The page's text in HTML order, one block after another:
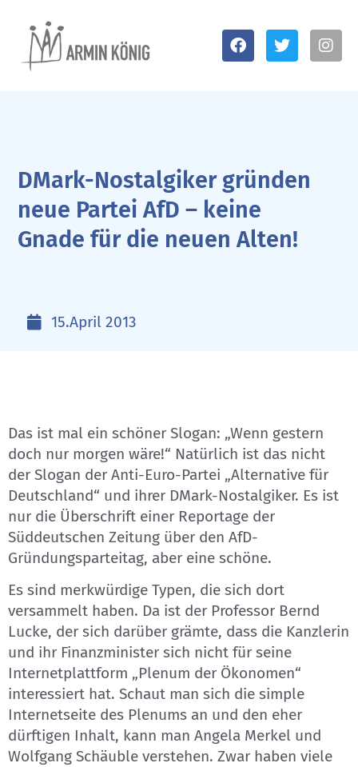
DMark-Nostalgiker gründen
neue Partei AfD – keine
Gnade für die neuen Alten!
15.April 2013
Das ist mal ein schöner Slogan: „Wenn gestern
doch nur morgen wäre!“ Natürlich ist das nicht
der Slogan der Anti-Euro-Partei „Alternative für
Deutschland“ und ihrer DMark-Nostalgiker. Es ist
nur die Überschrift einer Reportage der
Süddeutschen Zeitung über den AfD-
Gründungsparteitag, aber eine schöne.
Es sind merkwürdige Typen, die sich dort
versammelt haben. Da ist der Professor Bernd
Lucke, der sich darüber grämte, dass die Kanzlerin
und ihr Finanzminister sich nicht für seine
Internetplattform „Plenum der Ökonomen“
interessiert hat. Schaut man sich die simple
Internetseite des Plenums an und den eher
dürftigen Inhalt, kann man Angela Merkel und
Wolfgang Schäuble verstehen. Zwar haben viele